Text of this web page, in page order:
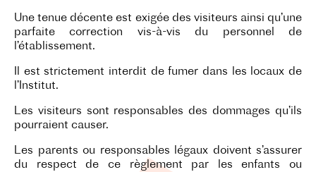
Une tenue décente est exigée des visiteurs ainsi qu’une
parfaite correction vis-à-vis du personnel de
l’établissement.
Il est strictement interdit de fumer dans les locaux de
l’Institut.
Les visiteurs sont responsables des dommages qu’ils
pourraient causer.
Les parents ou responsables légaux doivent s’assurer
du respect de ce règlement par les enfants ou